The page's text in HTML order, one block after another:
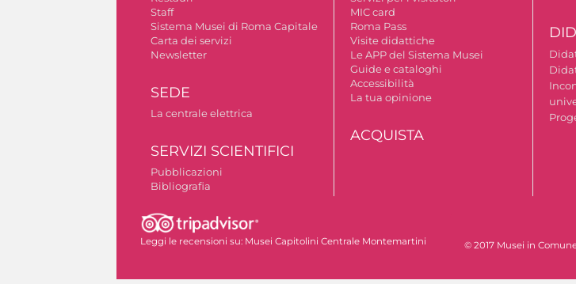
Staff
Sistema Musei di Roma Capitale
Carta dei servizi
Newsletter
SEDE
La centrale elettrica
SERVIZI SCIENTIFICI
Pubblicazioni
Bibliografia
MIC card
Roma Pass
Visite didattiche
Le APP del Sistema Musei
Guide e cataloghi
Accessibilità
La tua opinione
ACQUISTA
Leggi le recensioni su: Musei Capitolini Centrale Montemartini
© 2017 Musei in